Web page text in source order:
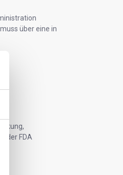
über eine in
der FDA